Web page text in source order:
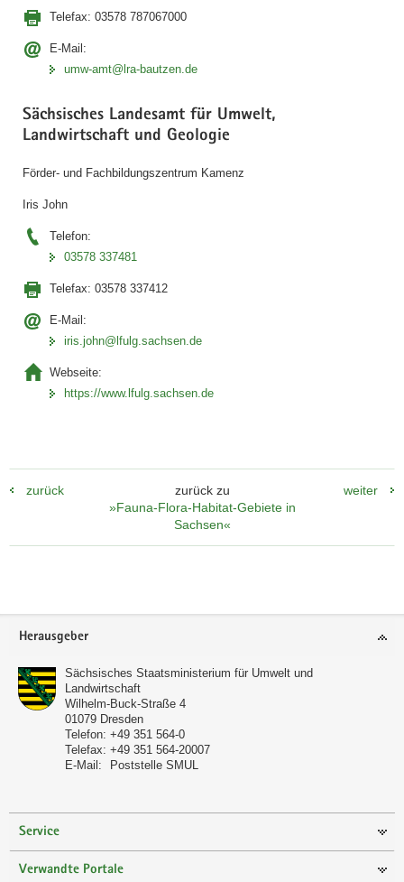
Telefax: 03578 787067000
E-Mail:
umw-amt@lra-bautzen.de
Sächsisches Landesamt für Umwelt,
Landwirtschaft und Geologie
Förder- und Fachbildungszentrum Kamenz
Iris John
Telefon:
03578 337481
Telefax: 03578 337412
E-Mail:
iris.john@lfulg.sachsen.de
Webseite:
https://www.lfulg.sachsen.de
zurück
zurück zu
»Fauna-Flora-Habitat-Gebiete in
Sachsen«
weiter
Footer-
Herausgeber
Sächsisches Staatsministerium für Umwelt und
Landwirtschaft
Wilhelm-Buck-Straße 4
01079 Dresden
Telefon: +49 351 564-0
Telefax: +49 351 564-20007
E-Mail:
Poststelle SMUL
Service
Verwandte Portale